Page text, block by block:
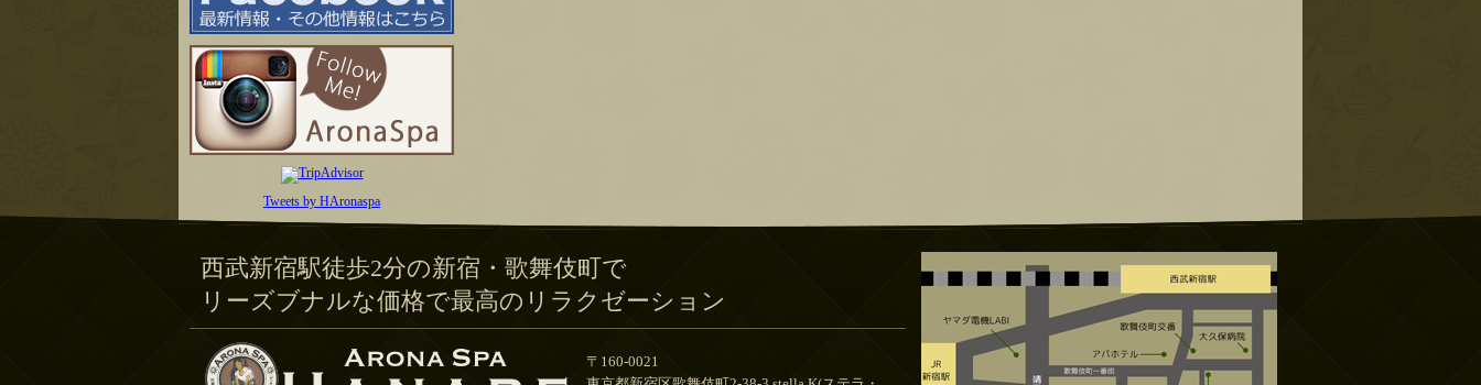
Tweets by HAronaspa
西武新宿駅徒歩2分の新宿・歌舞伎町で
リーズブナルな価格で最高のリラクゼーション
〒160-0021